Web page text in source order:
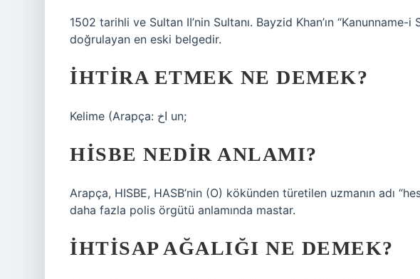
1502 tarihli ve Sultan II’nin Sultanı. Bayzid Khan’ın
doğrulayan en eski belgedir.
İHTIRA ETMEK NE DEMEK?
Kelime (Arapça: اخ un;
HISBE NEDIR ANLAMI?
Arapça, HISBE, HASB’nin (O) kökünden türetilen uzmanın adı
daha fazla polis örgütü anlamında mastar.
İHTISAP AĞALIĞI NE DEMEK?